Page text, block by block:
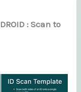
: Scan to